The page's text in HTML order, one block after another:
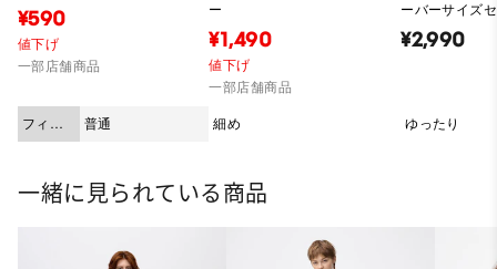
¥590
値下げ
一部店舗商品
フィッ
ト
普通
ー
¥1,490
値下げ
一部店舗商品
細め
ーバーサイズ
¥2,990
ゆったり
一緒に見られている商品